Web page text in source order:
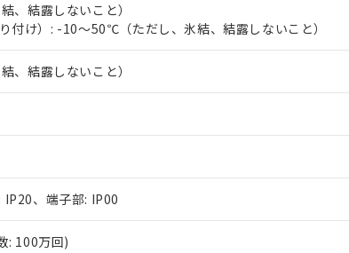
、結露しないこと）
付け）: -10～50℃（ただし、氷結、結露しないこと）
、結露しないこと）
IP20、端子部: IP00
: 100万回)